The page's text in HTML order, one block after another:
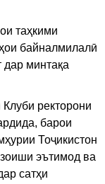
таҳкими
байналмилалӣ
дар минтақа
ректорони
барои
Тоҷикистон
эътимод ва
сатҳи